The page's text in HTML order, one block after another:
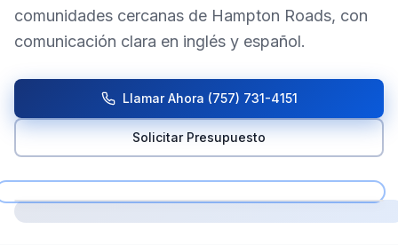
comunidades cercanas de Hampton Roads, con
comunicación clara en inglés y español.
Llamar Ahora (757) 731-4151
Solicitar Presupuesto